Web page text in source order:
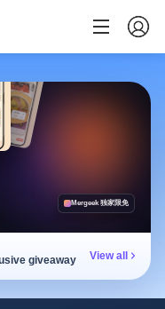
Mergeek 独家限免
giveaway View all